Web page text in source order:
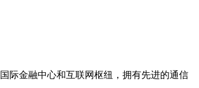
际金融中心和互联网枢纽，拥有先进的通信